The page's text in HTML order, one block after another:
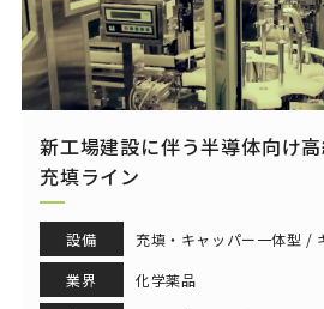
新工場建設に伴う半導体向け
充填ライン
設備
充填・キャッパー一体型 /
業界
化学薬品